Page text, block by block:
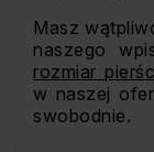
Masz
naszego
rozmiar
w naszej
swobodnie.